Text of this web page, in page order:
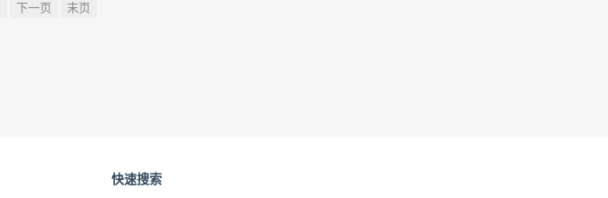
下一页 末页
快速搜索